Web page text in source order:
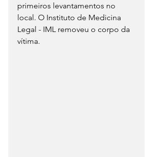
primeiros levantamentos no
local. O Instituto de Medicina
Legal - IML removeu o corpo da
vítima.